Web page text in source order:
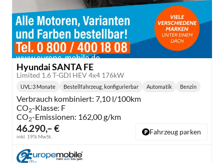
Hyundai SANTA FE
Limited 1.6 T-GDI HEV 4x4 176kW
46.290,– €
inkl. 19% MwSt.
Lieferzeit:
UVL :3 Monate Bestellfahrzeug, konfigurierbar
Getriebe:
Automatik
Kraftstoff:
Benzin
Verbrauch kombiniert: 7,10 l/100km
CO2-Klasse: F
CO2-Emissionen: 162,00 g/km
Fahrzeug parken